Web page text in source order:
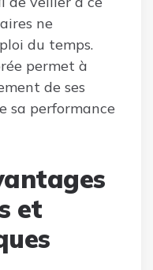
ne
du temps.
permet à
de ses
sa performance
et